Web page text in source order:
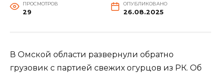
ПРОСМОТРОВ
29
ОПУБЛИКОВАНО
26.08.2025
В Омской области развернули обратно
грузовик с партией свежих огурцов из РК. Об